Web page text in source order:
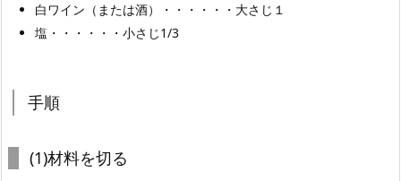
白ワイン（または酒）・・・・・・大さじ１
塩・・・・・・小さじ1/3
手順
(1)材料を切る